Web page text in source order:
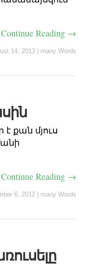
Continue Reading →
14, 2013 many Words
է քան մյուս
Continue Reading →
6, 2012 many Words